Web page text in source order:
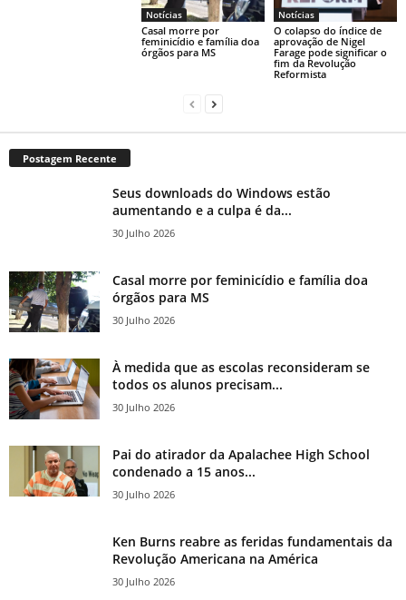
Notícias
Casal morre por
feminicídio e família doa
órgãos para MS
Notícias
O colapso do índice de
aprovação de Nigel
Farage pode significar o
fim da Revolução
Reformista
Postagem Recente
Seus downloads do Windows estão
aumentando e a culpa é da...
30 Julho 2026
Casal morre por feminicídio e família doa
órgãos para MS
30 Julho 2026
À medida que as escolas reconsideram se
todos os alunos precisam...
30 Julho 2026
Pai do atirador da Apalachee High School
condenado a 15 anos...
30 Julho 2026
Ken Burns reabre as feridas fundamentais da
Revolução Americana na América
30 Julho 2026